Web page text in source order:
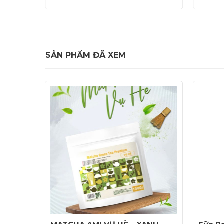
5
5
SẢN PHẨM ĐÃ XEM